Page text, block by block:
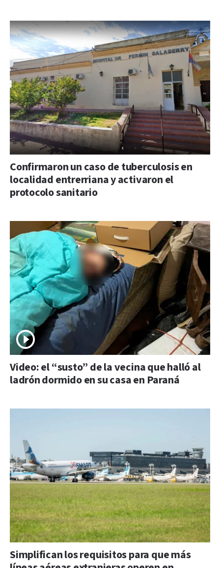
Confirmaron un caso de tuberculosis en
localidad entrerriana y activaron el
protocolo sanitario
Video: el “susto” de la vecina que halló al
ladrón dormido en su casa en Paraná
Simplifican los requisitos para que más